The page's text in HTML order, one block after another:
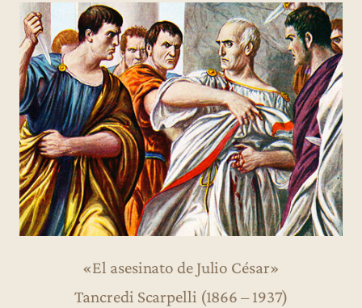
«El asesinato de Julio César»
Tancredi Scarpelli (1866 – 1937)